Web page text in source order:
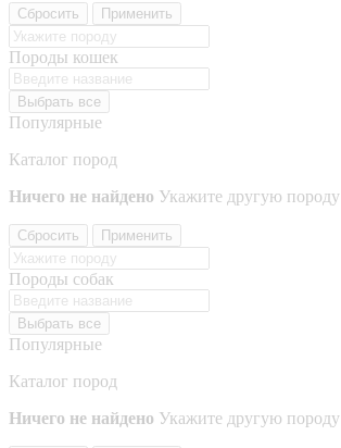
Сбросить Применить
Породы кошек
Выбрать все
Популярные
Каталог пород
Ничего не найдено Укажите другую породу
Сбросить Применить
Породы собак
Выбрать все
Популярные
Каталог пород
Ничего не найдено Укажите другую породу